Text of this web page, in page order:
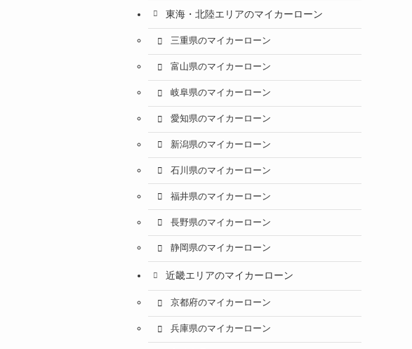
東海・北陸エリアのマイカーローン
三重県のマイカーローン
富山県のマイカーローン
岐阜県のマイカーローン
愛知県のマイカーローン
新潟県のマイカーローン
石川県のマイカーローン
福井県のマイカーローン
長野県のマイカーローン
静岡県のマイカーローン
近畿エリアのマイカーローン
京都府のマイカーローン
兵庫県のマイカーローン